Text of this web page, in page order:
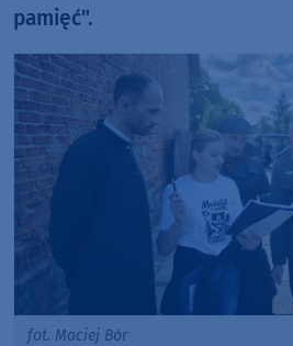
pamięć".
fot. Maciej Bór